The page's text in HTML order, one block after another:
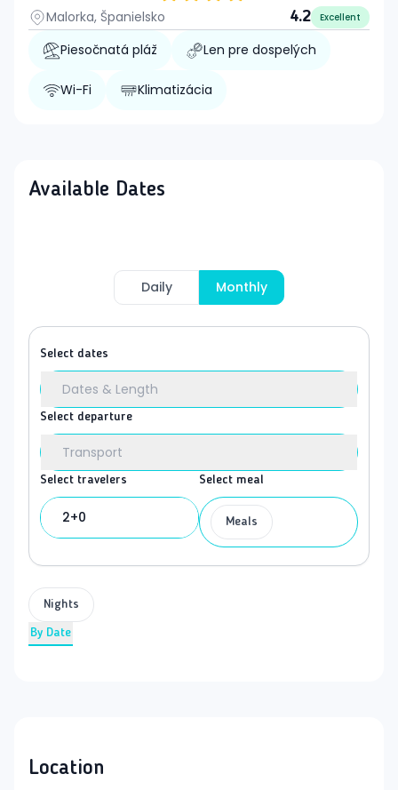
Malorka, Španielsko
4.2 Excellent
Piesočnatá pláž Len pre dospelých
Wi-Fi Klimatizácia
Available Dates
Daily Monthly
Select dates
Dates & Length
Select departure
Transport
Select travelers
2+0
Select meal
Meals
Nights
By Date
Location